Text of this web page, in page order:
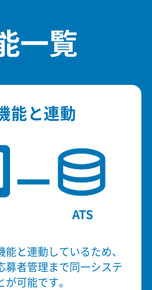
一覧
能と連動
と連動しているため、
募者管理まで同一システ
可能です。